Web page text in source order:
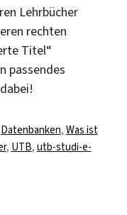
Lehrbücher
rechten
Titel“
passendes
Kategorien
Datenbanken, Was ist
, UTB, utb-studi-e-